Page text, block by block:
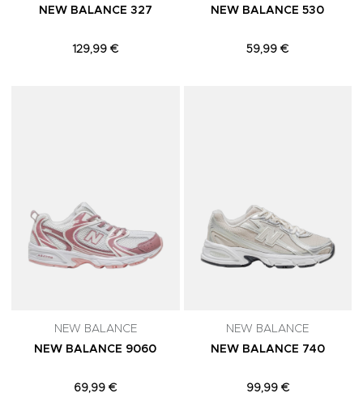
NEW BALANCE 327
129,99 €
NEW BALANCE 530
59,99 €
NEW BALANCE
NEW BALANCE 9060
69,99 €
NEW BALANCE
NEW BALANCE 740
99,99 €